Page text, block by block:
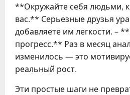
**Окружайте себя людьми,
вас.** Серьезные друзья
добавляете им легкости. –
прогресс.** Раз в месяц
изменилось — это
реальный рост.
Эти простые шаги не